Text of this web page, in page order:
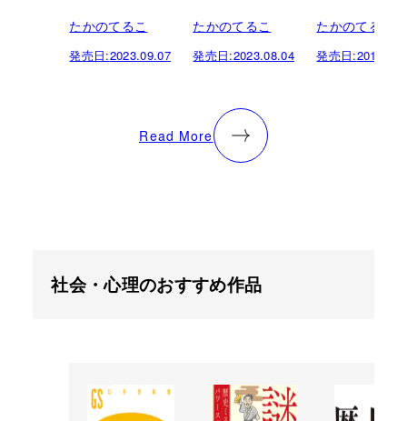
たかのてるこ
発売日:2023.09.07
たかのてるこ
発売日:2023.08.04
たかのてるこ
発売日:
Read More
社会・心理のおすすめ作品